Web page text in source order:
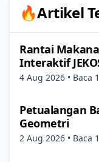
🔥Artikel
Rantai
Interaktif
4 Aug 2026 • Baca
Petualangan
Geometri
2 Aug 2026 • Baca